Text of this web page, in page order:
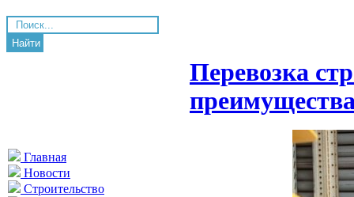
Найти
Главная
Новости
Строительство
Перевозка